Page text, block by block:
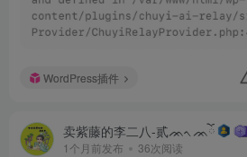
WordPress插件
卖紫藤的李二八-贰ᨏᨚᨏོ
1个月前发布 36次阅读